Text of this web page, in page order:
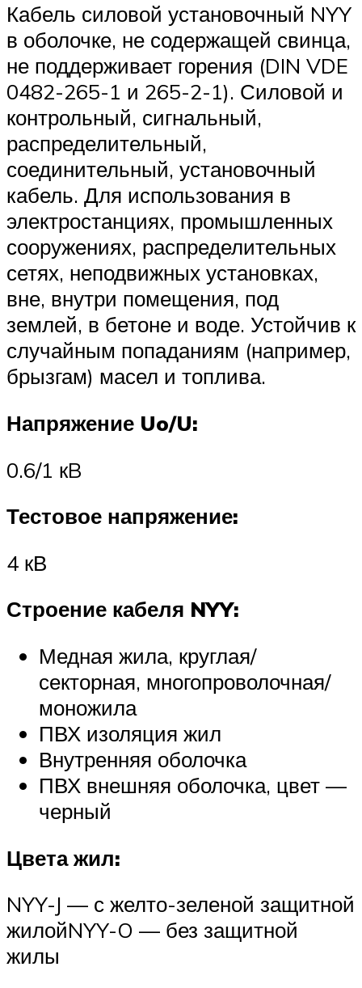
Кабель силовой установочный NYY
в оболочке, не содержащей свинца,
не поддерживает горения (DIN VDE
0482-265-1 и 265-2-1). Силовой и
контрольный, сигнальный,
распределительный,
соединительный, установочный
кабель. Для использования в
электростанциях, промышленных
сооружениях, распределительных
сетях, неподвижных установках,
вне, внутри помещения, под
землей, в бетоне и воде. Устойчив к
случайным попаданиям (например,
брызгам) масел и топлива.
Напряжение Uo/U:
0.6/1 кB
Тестовое напряжение:
4 кВ
Строение кабеля NYY:
Медная жила, круглая/
секторная, многопроволочная/
моножила
ПВХ изоляция жил
Внутренняя оболочка
ПВХ внешняя оболочка, цвет —
черный
Цвета жил:
NYY-J — с желто-зеленой защитной
жилойNYY-O — без защитной
жилы